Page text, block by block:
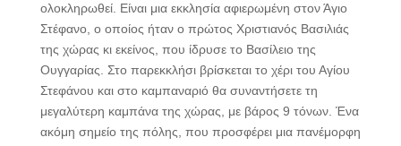
ολοκληρωθεί. Είναι μια εκκλησία αφιερωμένη στον Άγιο
Στέφανο, ο οποίος ήταν ο πρώτος Χριστιανός Βασιλιάς
της χώρας κι εκείνος, που ίδρυσε το Βασίλειο της
Ουγγαρίας. Στο παρεκκλήσι βρίσκεται το χέρι του Αγίου
Στεφάνου και στο καμπαναριό θα συναντήσετε τη
μεγαλύτερη καμπάνα της χώρας, με βάρος 9 τόνων. Ένα
ακόμη σημείο της πόλης, που προσφέρει μια πανέμορφη